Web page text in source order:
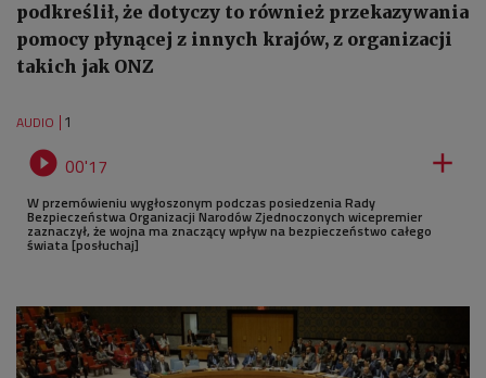
podkreślił, że dotyczy to również przekazywania
pomocy płynącej z innych krajów, z organizacji
takich jak ONZ
AUDIO 1
 00'17 
W przemówieniu wygłoszonym podczas posiedzenia Rady
Bezpieczeństwa Organizacji Narodów Zjednoczonych wicepremier
zaznaczył, że wojna ma znaczący wpływ na bezpieczeństwo całego
świata [posłuchaj]